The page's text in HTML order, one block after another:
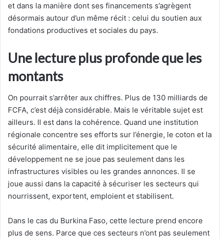
et dans la manière dont ses financements s’agrègent
désormais autour d’un même récit : celui du soutien aux
fondations productives et sociales du pays.
Une lecture plus profonde que les
montants
On pourrait s’arrêter aux chiffres. Plus de 130 milliards de
FCFA, c’est déjà considérable. Mais le véritable sujet est
ailleurs. Il est dans la cohérence. Quand une institution
régionale concentre ses efforts sur l’énergie, le coton et la
sécurité alimentaire, elle dit implicitement que le
développement ne se joue pas seulement dans les
infrastructures visibles ou les grandes annonces. Il se
joue aussi dans la capacité à sécuriser les secteurs qui
nourrissent, exportent, emploient et stabilisent.
Dans le cas du Burkina Faso, cette lecture prend encore
plus de sens. Parce que ces secteurs n’ont pas seulement